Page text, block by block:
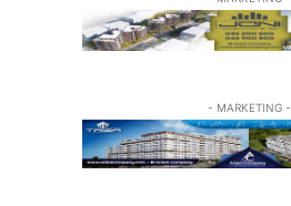
- MARKETING -